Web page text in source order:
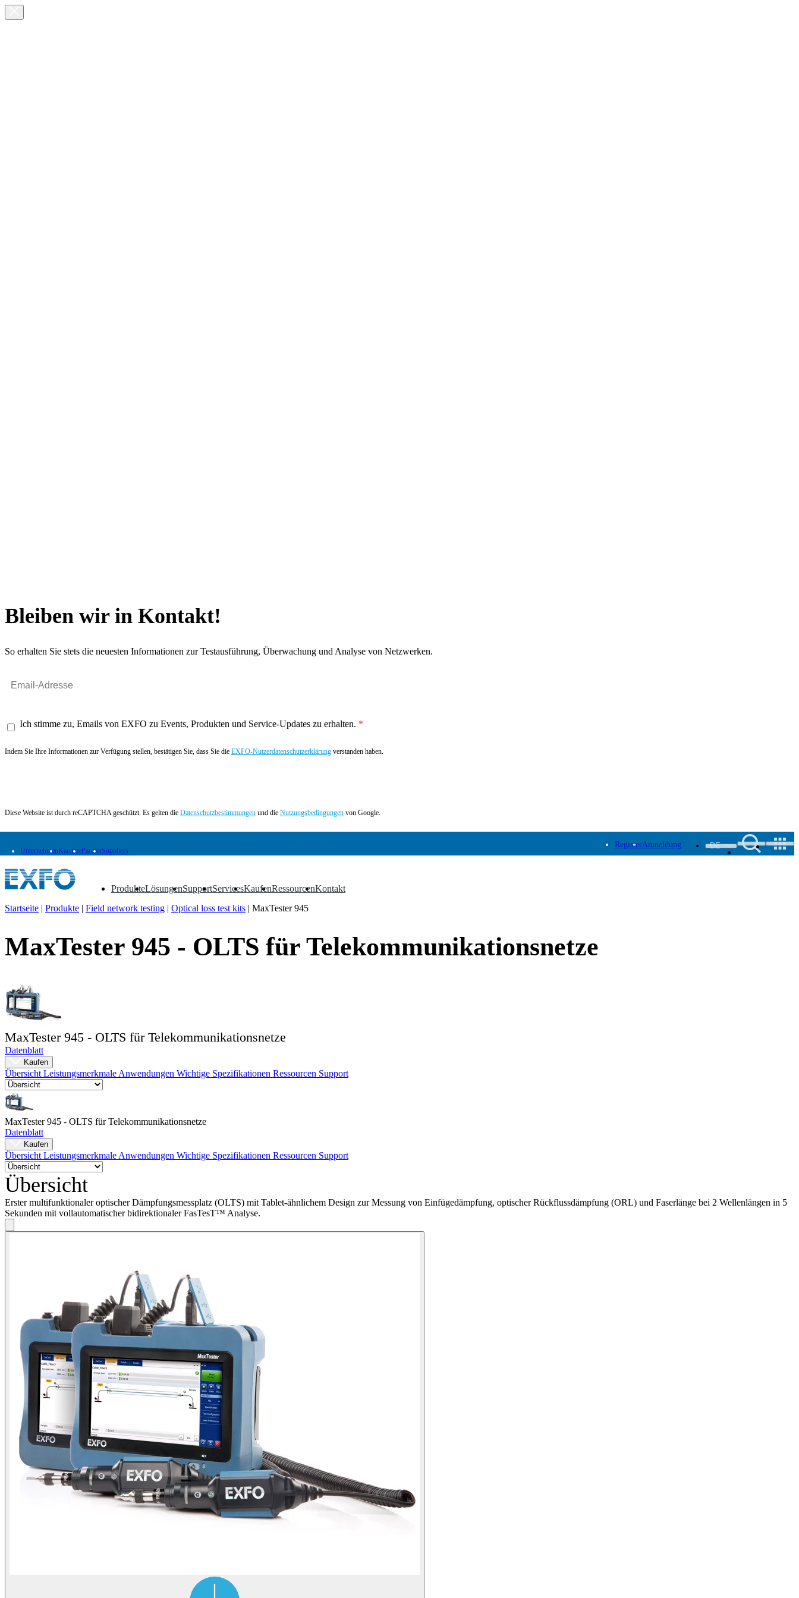
Bleiben wir in Kontakt!
So erhalten Sie stets die neuesten Informationen zur Testausführung, Überwachung und Analyse von Netzwerken.
Ich stimme zu, Emails von EXFO zu Events, Produkten und Service-Updates zu erhalten.
Indem Sie Ihre Informationen zur Verfügung stellen, bestätigen Sie, dass Sie die EXFO-Nutzerdatenschutzerklärung verstanden haben.
Diese Website ist durch reCAPTCHA geschützt. Es gelten die Datenschutzbestimmungen und die Nutzungsbedingungen von Google.
UnternehmenKarrierePartnerSuppliers
RegisterAnmeldung DE
Produkte
▼ Lösungen
▼ Support
▼ Services
▼ Kaufen
▼ Ressourcen
▼ Kontakt
▼
Produkte
Lösungen
Services
Kaufen
Ressourcen
RegisterAnmeldung
Unternehmen
Karriere
Partner
Suppliers
Startseite | Produkte | Field network testing | Optical loss test kits | MaxTester 945
MaxTester 945 - OLTS für Telekommunikationsnetze
MaxTester 945 - OLTS für Telekommunikationsnetze
Datenblatt
Kaufen
Übersicht Leistungsmerkmale Anwendungen Wichtige Spezifikationen Ressourcen Support
MaxTester 945 - OLTS für Telekommunikationsnetze
Datenblatt
Kaufen
Übersicht Leistungsmerkmale Anwendungen Wichtige Spezifikationen Ressourcen Support
Übersicht
Erster multifunktionaler optischer Dämpfungsmessplatz (OLTS) mit Tablet-ähnlichem Design zur Messung von Einfügedämpfung, optischer Rückflussdämpfung (ORL) und Faserlänge bei 2 Wellenlängen in 5
Sekunden mit vollautomatischer bidirektionaler FasTesT™ Analyse.